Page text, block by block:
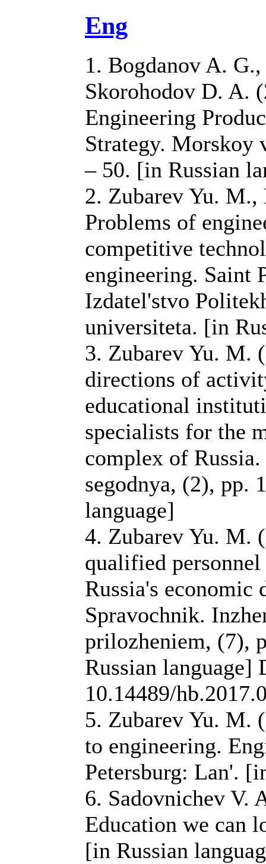
Eng
1. Bogdanov A.
Skorohodov D. A.
Engineering
Strategy. Morskoy
– 50. [in Russian
2. Zubarev Yu.
Problems of
competitive
engineering. Saint
Izdatel'stvo
universiteta. [in
3. Zubarev Yu. M.
directions of
educational
specialists for the
complex of Russia.
segodnya, (2), pp.
language]
4. Zubarev Yu. M.
qualified
Russia's economic
Spravochnik.
prilozheniem, (7),
Russian language]
10.14489/
5. Zubarev Yu. M.
to engineering.
Petersburg: Lan'.
6. Sadovnichev V.
Education we can
[in Russian